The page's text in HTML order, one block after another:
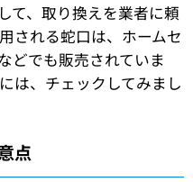
て、取り換えを業者に頼
される蛇口は、ホームセ
どでも販売されていま
は、チェックしてみまし
点